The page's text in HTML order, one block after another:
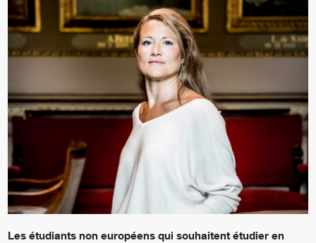
Les étudiants non européens qui souhaitent étudier en